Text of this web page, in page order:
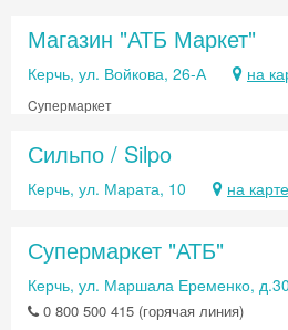
Магазин "АТБ Маркет"
Керчь, ул. Войкова, 26-А на
Cупермаркет
Сильпо / Silpo
Керчь, ул. Марата, 10 на карте
Супермаркет "АТБ"
Керчь, ул. Маршала Еременко, д.30
0 800 500 415 (горячая линия)